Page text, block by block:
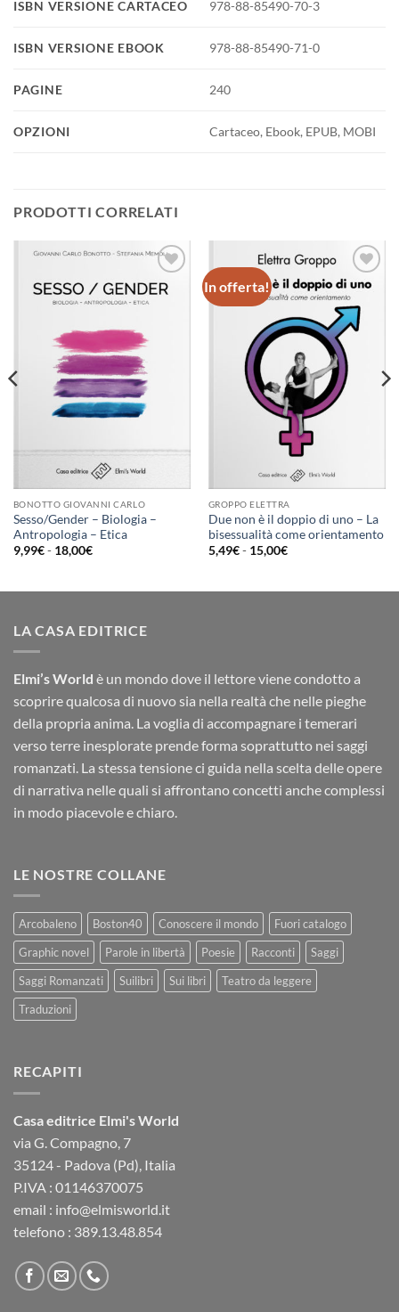
ISBN VERSIONE CARTACEO 978-88-85490-70-3
ISBN VERSIONE EBOOK 978-88-85490-71-0
PAGINE 240
OPZIONI Cartaceo, Ebook, EPUB, MOBI
PRODOTTI CORRELATI
Aggiungi
alla lista
BONOTTO GIOVANNI CARLO
Sesso/Gender – Biologia –
Antropologia – Etica
9,99€ - 18,00€Fascia
9,99€
In offerta!
Aggiungi
alla lista
dei
desideri
GROPPO ELETTRA
Due non è il doppio di uno – La
bisessualità come orientamento
5,49€ - 15,00€Fascia
5,49€
LA CASA EDITRICE
Elmi’s World è un mondo dove il lettore viene condotto a
scoprire qualcosa di nuovo sia nella realtà che nelle pieghe
della propria anima. La voglia di accompagnare i temerari
verso terre inesplorate prende forma soprattutto nei saggi
romanzati. La stessa tensione ci guida nella scelta delle opere
di narrativa nelle quali si affrontano concetti anche complessi
in modo piacevole e chiaro.
LE NOSTRE COLLANE
Arcobaleno Boston40 Conoscere il mondo
Fuori catalogo
Graphic novel
Parole in libertà Poesie Racconti
Saggi
Saggi Romanzati
Suilibri Sui libri
Teatro da leggere
Traduzioni
RECAPITI
Casa editrice Elmi's World
via G. Compagno, 7
35124 - Padova (Pd), Italia
P.IVA : 01146370075
email : info@elmisworld.it
telefono : 389.13.48.854